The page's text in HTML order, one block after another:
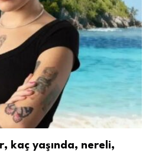
kaç yaşında, nereli,